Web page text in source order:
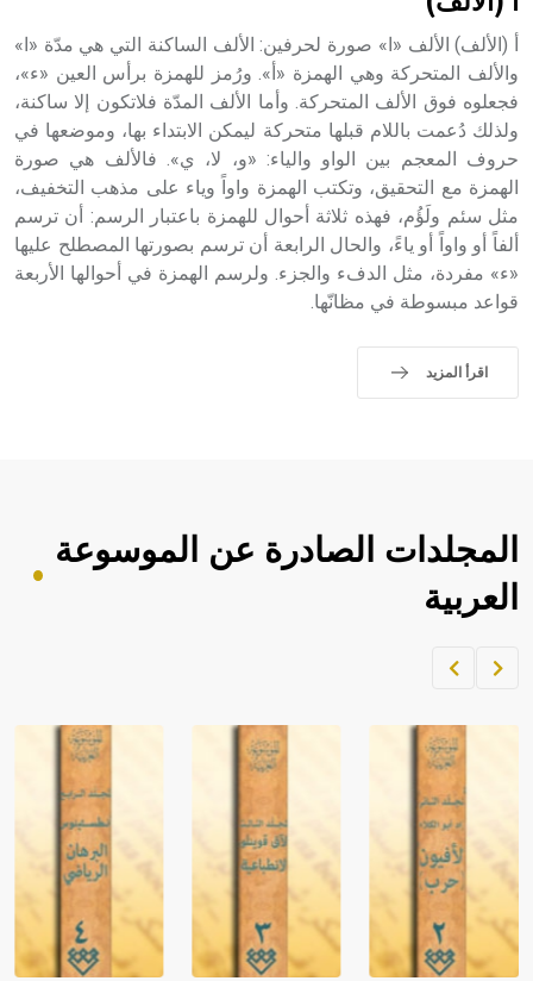
- هل تعلم أن أبجر Abgar اسم معروف جيداً يعود إلى عدد من
الملوك الذين حكموا مدينة إديسا (الرها) من أبجر الأول وحتى
التاسع، وهم ينتسبون إلى أسرة أوسروين
- هل تعلم أن الأبجدية الكنعانية تتألف من /22/ علامة كتابية
sign تكتب منفصلة غير متصلة، وتعتمد المبدأ الأكوروفوني،
أ (الألف) الألف «ا» صورة لحرفين: الألف الساكنة التي هي مدّة «ا»
والألف المتحركة وهي الهمزة «أ». ورُمز للهمزة برأس العين «ء»،
فجعلوه فوق الألف المتحركة. وأما الألف المدّة فلاتكون إلا ساكنة،
ولذلك دُعمت باللام قبلها متحركة ليمكن الابتداء بها، وموضعها في
حروف المعجم بين الواو والياء: «و، لا، ي». فالألف هي صورة
الهمزة مع التحقيق، وتكتب الهمزة واواً وياء على مذهب التخفيف،
مثل سئم ولَؤُم، فهذه ثلاثة أحوال للهمزة باعتبار الرسم: أن ترسم
ألفاً أو واواً أو ياءً، والحال الرابعة أن ترسم بصورتها المصطلح عليها
«ء» مفردة، مثل الدفء والجزء. ولرسم الهمزة في أحوالها الأربعة
قواعد مبسوطة في مظانّها.
اقرأ المزيد
المجلدات الصادرة عن الموسوعة
العربية